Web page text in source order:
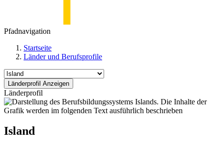
Pfadnavigation
Startseite
Länder und Berufsprofile
Länderprofil
Island